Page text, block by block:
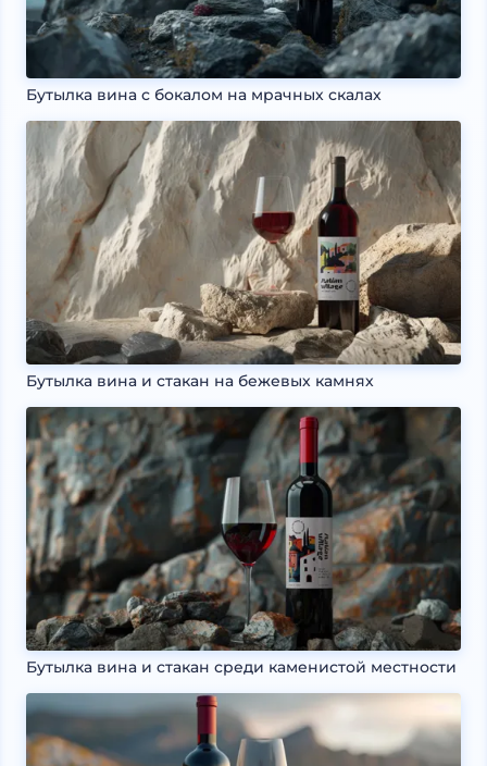
Бутылка вина с бокалом на мрачных скалах
Бутылка вина и стакан на бежевых камнях
Бутылка вина и стакан среди каменистой местности